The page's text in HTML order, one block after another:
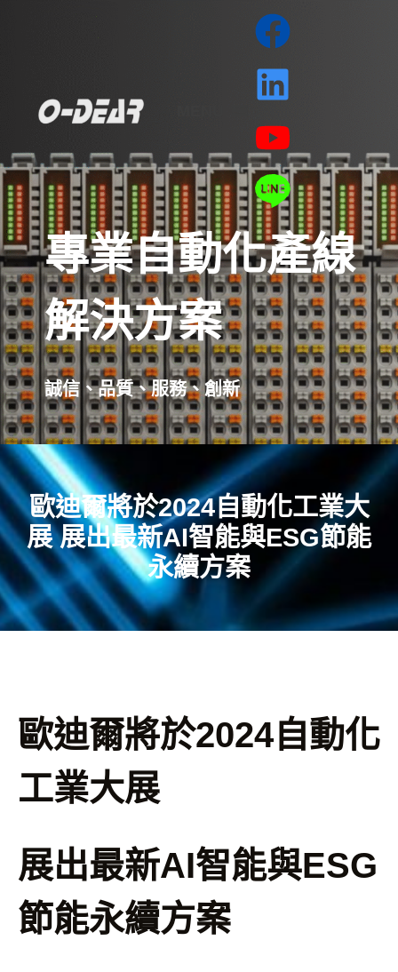
容
專業自動化產線
解決方案
誠信、品質、服務、創新
歐迪爾將於2024自動化工業大
展 展出最新AI智能與ESG節能
永續方案
歐迪爾將於2024自動化
工業大展
展出最新AI智能與ESG
節能永續方案